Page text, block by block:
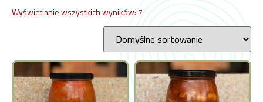
Wyświetlanie wszystkich wyników: 7